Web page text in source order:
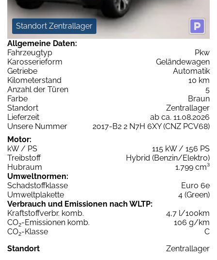
Standort Zentrallager
Allgemeine Daten:
Fahrzeugtyp
Pkw
Karosserieform
Geländewagen
Getriebe
Automatik
Kilometerstand
10 km
Anzahl der Türen
5
Farbe
Braun
Standort
Zentrallager
Lieferzeit
ab ca. 11.08.2026
Unsere Nummer
2017-B2 2 N7H 6XY (CNZ PCV68)
Motor:
kW / PS
115 kW / 156 PS
Treibstoff
Hybrid (Benzin/Elektro)
Hubraum
1.799 cm³
Umweltnormen:
Schadstoffklasse
Euro 6e
Umweltplakette
4 (Green)
Verbrauch und Emissionen nach WLTP:
Kraftstoffverbr. komb.
4,7 l/100km
CO2-Emissionen komb.
106 g/km
CO2-Klasse
C
Standort
Zentrallager